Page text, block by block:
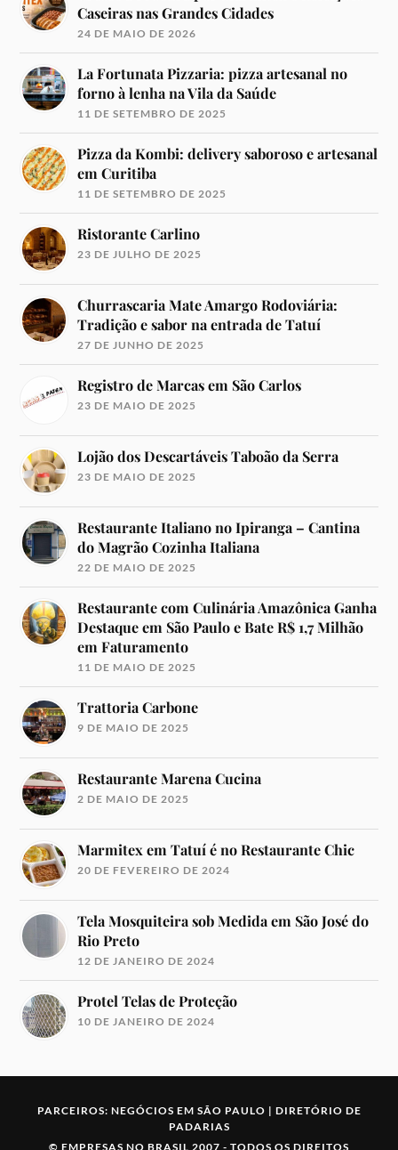
Caseiras nas Grandes Cidades
24 DE MAIO DE 2026
La Fortunata Pizzaria: pizza artesanal no
forno à lenha na Vila da Saúde
11 DE SETEMBRO DE 2025
Pizza da Kombi: delivery saboroso e artesanal
em Curitiba
11 DE SETEMBRO DE 2025
Ristorante Carlino
23 DE JULHO DE 2025
Churrascaria Mate Amargo Rodoviária:
Tradição e sabor na entrada de Tatuí
27 DE JUNHO DE 2025
Registro de Marcas em São Carlos
23 DE MAIO DE 2025
Lojão dos Descartáveis Taboão da Serra
23 DE MAIO DE 2025
Restaurante Italiano no Ipiranga – Cantina
do Magrão Cozinha Italiana
22 DE MAIO DE 2025
Restaurante com Culinária Amazônica Ganha
Destaque em São Paulo e Bate R$ 1,7 Milhão
em Faturamento
11 DE MAIO DE 2025
Trattoria Carbone
9 DE MAIO DE 2025
Restaurante Marena Cucina
2 DE MAIO DE 2025
Marmitex em Tatuí é no Restaurante Chic
20 DE FEVEREIRO DE 2024
Tela Mosquiteira sob Medida em São José do
Rio Preto
12 DE JANEIRO DE 2024
Protel Telas de Proteção
10 DE JANEIRO DE 2024
PARCEIROS: NEGÓCIOS EM SÃO PAULO | DIRETÓRIO DE
PADARIAS
© EMPRESAS NO BRASIL 2007 - TODOS OS DIREITOS